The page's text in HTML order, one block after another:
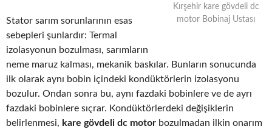
Kırşehir kare gövdeli dc
motor Bobinaj Ustası
Stator sarım sorunlarının esas
sebepleri şunlardır: Termal
izolasyonun bozulması, sarımların
neme maruz kalması, mekanik baskılar. Bunların sonucunda
ilk olarak aynı bobin içindeki kondüktörlerin izolasyonu
bozulur. Ondan sonra bu, aynı fazdaki bobinlere ve de ayrı
fazdaki bobinlere sıçrar. Kondüktörlerdeki değişiklerin
belirlenmesi, kare gövdeli dc motor bozulmadan ilkin onarım